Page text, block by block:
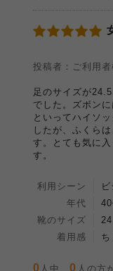
投稿者：ご利用者
足のサイズが
でした。ズボン
といってハイソ
したが、ふくら
す。とても気に
す。
利用シーン
年代
靴のサイズ
着用感
ち
0 人中、0 人の方